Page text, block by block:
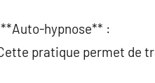
hypnose** :
pratique permet de